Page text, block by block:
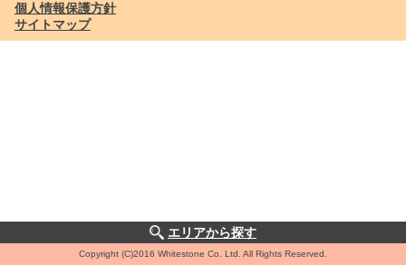
個人情報保護方針
サイトマップ
エリアから探す
Copyright (C)2016 Whitestone Co. Ltd. All Rights Reserved.